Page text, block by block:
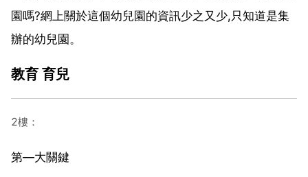
園嗎?網上關於這個幼兒園的資訊少之又少,只知道是集
辦的幼兒園。
教育 育兒
2樓：
第—大關鍵